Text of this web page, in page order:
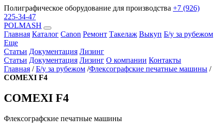
Полиграфическое оборудование для производства +7 (926)
225-34-47
POLMASH
Главная Каталог Canon Ремонт Такелаж Выкуп Б/у за рубежом
Еще
Статьи Документация Лизинг
Статьи Документация Лизинг О компании Контакты
Главная / Б/у за рубежом /Флексографские печатные машины /
COMEXI F4
COMEXI F4
Флексографские печатные машины